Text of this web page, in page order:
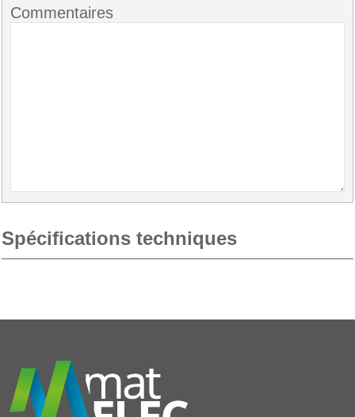
Commentaires
Spécifications techniques